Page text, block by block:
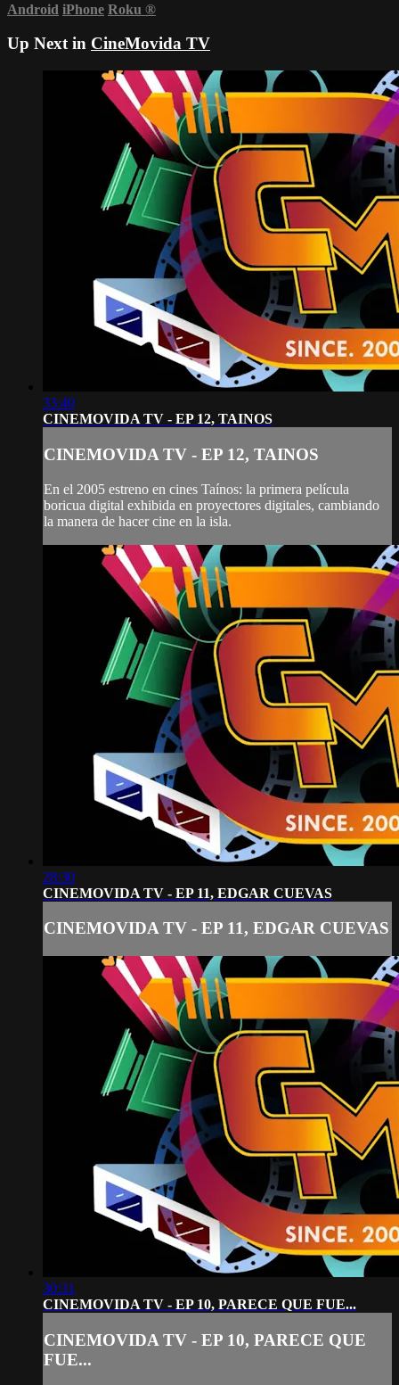
Android iPhone Roku ®
Up Next in CineMovida TV
33:40
CINEMOVIDA TV - EP 12, TAINOS
CINEMOVIDA TV - EP 12, TAINOS
En el 2005 estreno en cines Taínos: la primera película
boricua digital exhibida en proyectores digitales, cambiando
la manera de hacer cine en la isla.
28:30
CINEMOVIDA TV - EP 11, EDGAR CUEVAS
CINEMOVIDA TV - EP 11, EDGAR CUEVAS
30:31
CINEMOVIDA TV - EP 10, PARECE QUE FUE...
CINEMOVIDA TV - EP 10, PARECE QUE
FUE...